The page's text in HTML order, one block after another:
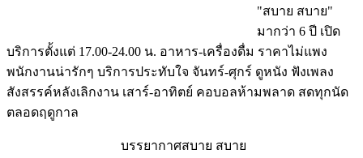
"สบาย สบาย"
มากว่า 6 ปี เปิด
บริการตั้งแต่ 17.00-24.00 น. อาหาร-เครื่องดื่ม ราคาไม่แพง
พนักงานน่ารักๆ บริการประทับใจ จันทร์-ศุกร์ ดูหนัง ฟังเพลง
สังสรรค์หลังเลิกงาน เสาร์-อาทิตย์ คอบอลห้ามพลาด สดทุกนัด
ตลอดฤดูกาล
บรรยากาศสบาย สบาย